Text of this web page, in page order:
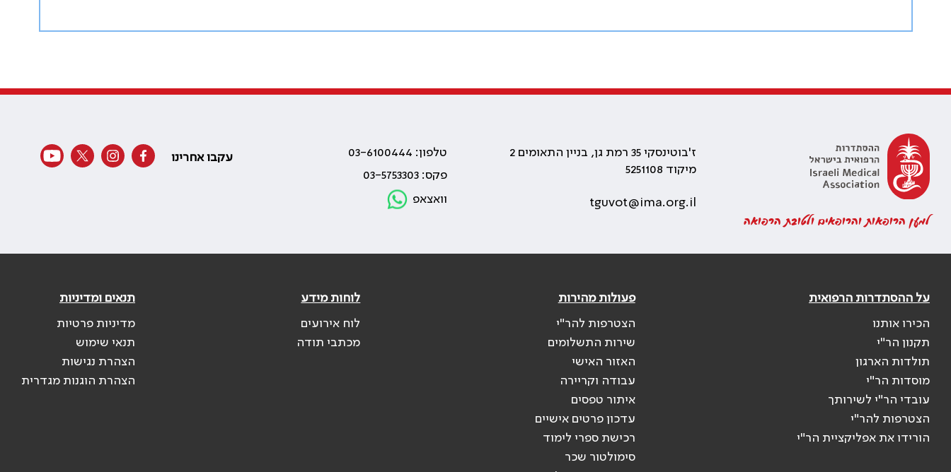
למען הרופאות והרופאים ולטובת הרפואה
ז'בוטינסקי 35 רמת גן, בניין התאומים 2
מיקוד 5251108
tguvot@ima.org.il
טלפון: 03-6100444
פקס: 03-5753303
וואצאפ
עקבו אחרינו
על ההסתדרות הרפואית
הכירו אותנו
תקנון הר"י
תולדות הארגון
מוסדות הר"י
עובדי הר"י לשירותך
הצטרפות להר"י
הורידו את אפליקציית הר"י
פעולות מהירות
הצטרפות להר"י
שירות התשלומים
האזור האישי
עבודה וקריירה
איתור טפסים
עדכון פרטים אישיים
רכישת ספרי לימוד
סימולטור שכר
לוחות מידע
לוח אירועים
מכתבי תודה
תנאים ומדיניות
מדיניות פרטיות
תנאי שימוש
הצהרת נגישות
הצהרת הוגנות מגדרית